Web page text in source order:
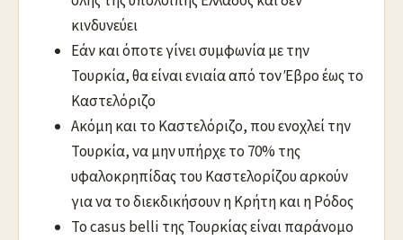
κινδυνεύει
Εάν και όποτε γίνει συμφωνία με την
Τουρκία, θα είναι ενιαία από τον Έβρο έως το
Καστελόριζο
Ακόμη και το Καστελόριζο, που ενοχλεί την
Τουρκία, να μην υπήρχε το 70% της
υφαλοκρηπίδας του Καστελορίζου αρκούν
για να το διεκδικήσουν η Κρήτη και η Ρόδος
Το casus belli της Τουρκίας είναι παράνομο